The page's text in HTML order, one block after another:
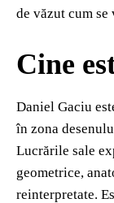
de văzut cum se
Cine
Daniel Gaciu
în zona
Lucrările sale
geometrice,
reinterpretate.